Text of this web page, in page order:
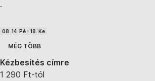
·
08. 14. Pé – 18. Ke
MÉG TÖBB
Kézbesítés címre
1 290 Ft-tól